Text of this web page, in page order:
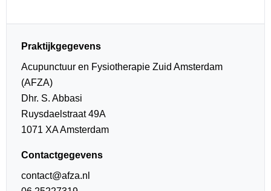
Praktijkgegevens
Acupunctuur en Fysiotherapie Zuid Amsterdam
(AFZA)
Dhr. S. Abbasi
Ruysdaelstraat 49A
1071 XA Amsterdam
Contactgegevens
contact@afza.nl